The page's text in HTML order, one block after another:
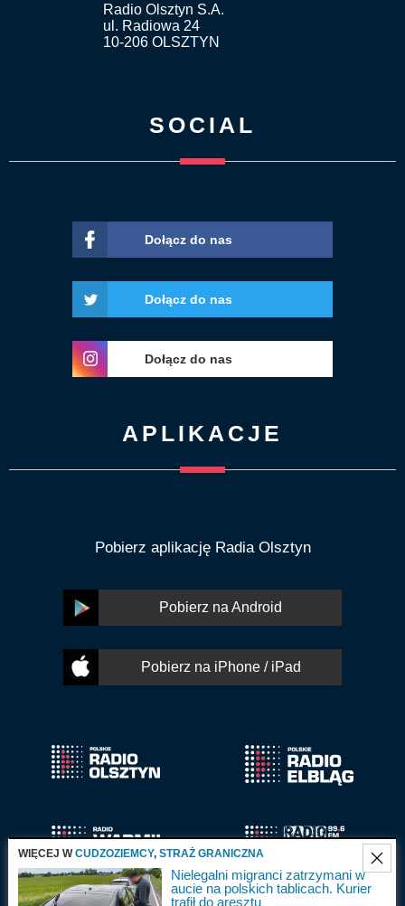
Radio Olsztyn S.A.
ul. Radiowa 24
10-206 OLSZTYN
SOCIAL
Dołącz do nas
Dołącz do nas
Dołącz do nas
APLIKACJE
Pobierz aplikację Radia Olsztyn
Pobierz na Android
Pobierz na iPhone / iPad
WIĘCEJ WCUDZOZIEMCY, STRAŻ GRANICZNA
Nielegalni migranci zatrzymani w
aucie na polskich tablicach. Kurier
trafił do aresztu